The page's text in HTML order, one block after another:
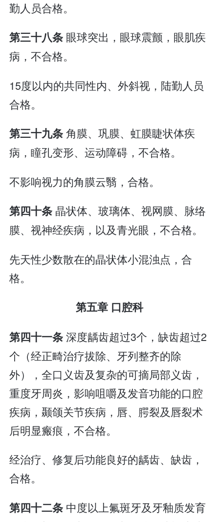
勤人员合格。
第三十八条 眼球突出，眼球震颤，眼肌疾
病，不合格。
15度以内的共同性内、外斜视，陆勤人员
合格。
第三十九条角膜、巩膜、虹膜睫状体疾
病，瞳孔变形、运动障碍，不合格。
不影响视力的角膜云翳，合格。
第四十条 晶状体、玻璃体、视网膜、脉络
膜、视神经疾病，以及青光眼，不合格。
先天性少数散在的晶状体小混浊点，合
格。
第五章 口腔科
第四十一条深度龋齿超过3个，缺齿超过2
个（经正畸治疗拔除、牙列整齐的除
外），全口义齿及复杂的可摘局部义齿，
重度牙周炎，影响咀嚼及发音功能的口腔
疾病，颞颌关节疾病，唇、腭裂及唇裂术
后明显瘢痕，不合格。
经治疗、修复后功能良好的龋齿、缺齿，
合格。
第四十二条 中度以上氟斑牙及牙釉质发育